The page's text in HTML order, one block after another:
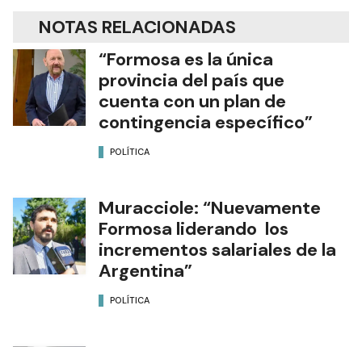
NOTAS RELACIONADAS
“Formosa es la única
provincia del país que
cuenta con un plan de
contingencia específico”
POLÍTICA
Muracciole: “Nuevamente
Formosa liderando los
incrementos salariales de la
Argentina”
POLÍTICA